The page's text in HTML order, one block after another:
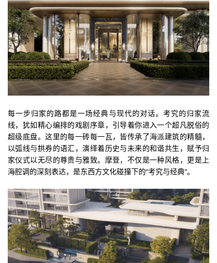
每一步归家的路都是一场经典与现代的对话。考究的归家流
线，犹如精心编排的戏剧序章，引导着你进入一个超凡脱俗的
超级底盘。这里的每一砖每一瓦，皆传承了海派建筑的精髓，
以弧线与拱券的语汇，演绎着历史与未来的和谐共生，赋予归
家仪式以无尽的尊贵与雅致。摩登，不仅是一种风格，更是上
海腔调的深刻表达，是东西方文化碰撞下的“考究与经典”。